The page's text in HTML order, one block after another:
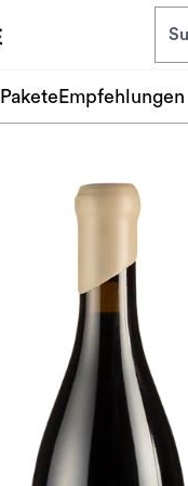
Pakete Empfehlungen